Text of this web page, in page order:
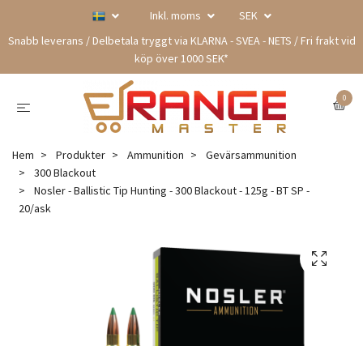
Inkl. moms
SEK
Snabb leverans / Delbetala tryggt via KLARNA - SVEA - NETS / Fri frakt vid
köp över 1000 SEK*
0
Hem Produkter Ammunition
Gevärsammunition
300 Blackout
Nosler - Ballistic Tip Hunting - 300 Blackout - 125g - BT SP -
20/ask